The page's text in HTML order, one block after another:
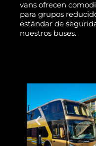
vans ofrecen
para grupos
estándar de
nuestros buses.